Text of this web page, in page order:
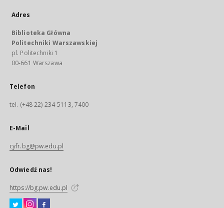
Adres
Biblioteka Główna
Politechniki Warszawskiej
pl. Politechniki 1
00-661 Warszawa
Telefon
tel. (+48 22) 234-5113, 7400
E-Mail
cyfr.bg@pw.edu.pl
Odwiedź nas!
https://bg.pw.edu.pl